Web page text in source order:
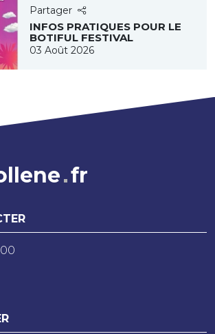
Partager
INFOS PRATIQUES POUR LE
BOTIFUL FESTIVAL
03 Août 2026
fr